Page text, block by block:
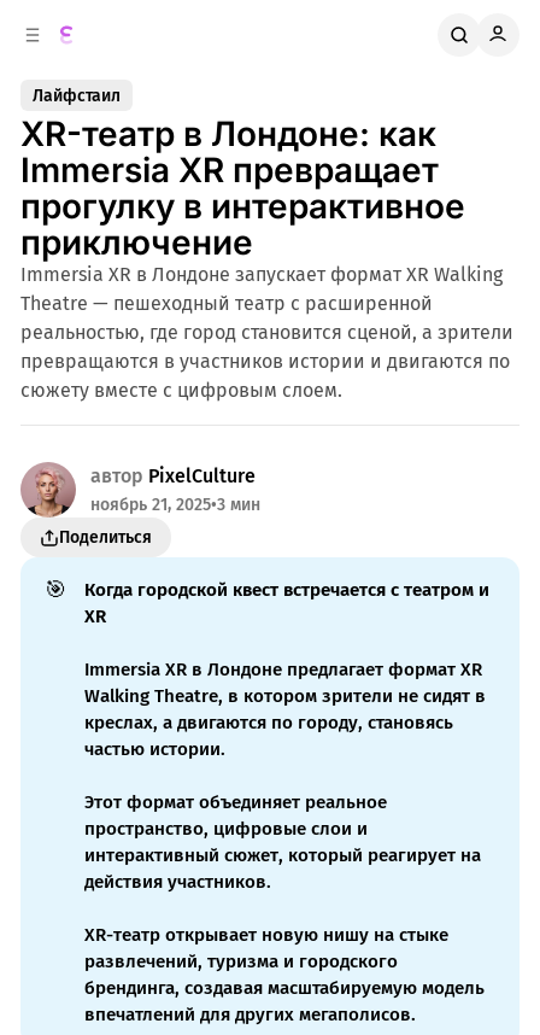
Лайфстаил
XR-театр в Лондоне: как
Immersia XR превращает
прогулку в интерактивное
приключение
Immersia XR в Лондоне запускает формат XR Walking
Theatre — пешеходный театр с расширенной
реальностью, где город становится сценой, а зрители
превращаются в участников истории и двигаются по
сюжету вместе с цифровым слоем.
автор PixelCulture
ноябрь 21, 2025•3 мин
Поделиться
🎯
Когда городской квест встречается с театром и
XR
Immersia XR в Лондоне предлагает формат XR
Walking Theatre, в котором зрители не сидят в
креслах, а двигаются по городу, становясь
частью истории.
Этот формат объединяет реальное
пространство, цифровые слои и
интерактивный сюжет, который реагирует на
действия участников.
XR-театр открывает новую нишу на стыке
развлечений, туризма и городского
брендинга, создавая масштабируемую модель
впечатлений для других мегаполисов.